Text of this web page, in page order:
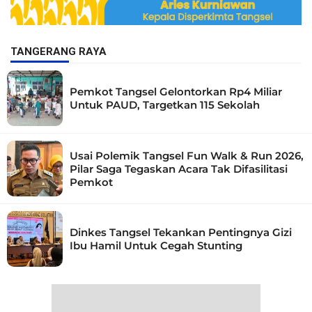
TANGERANG RAYA
Pemkot Tangsel Gelontorkan Rp4 Miliar
Untuk PAUD, Targetkan 115 Sekolah
Usai Polemik Tangsel Fun Walk & Run 2026,
Pilar Saga Tegaskan Acara Tak Difasilitasi
Pemkot
Dinkes Tangsel Tekankan Pentingnya Gizi
Ibu Hamil Untuk Cegah Stunting